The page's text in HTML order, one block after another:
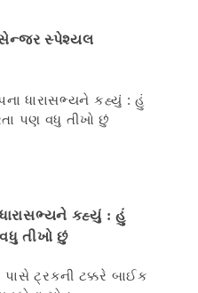
સ્પેશ્યલ
કહ્યું : હું
તીખો છું